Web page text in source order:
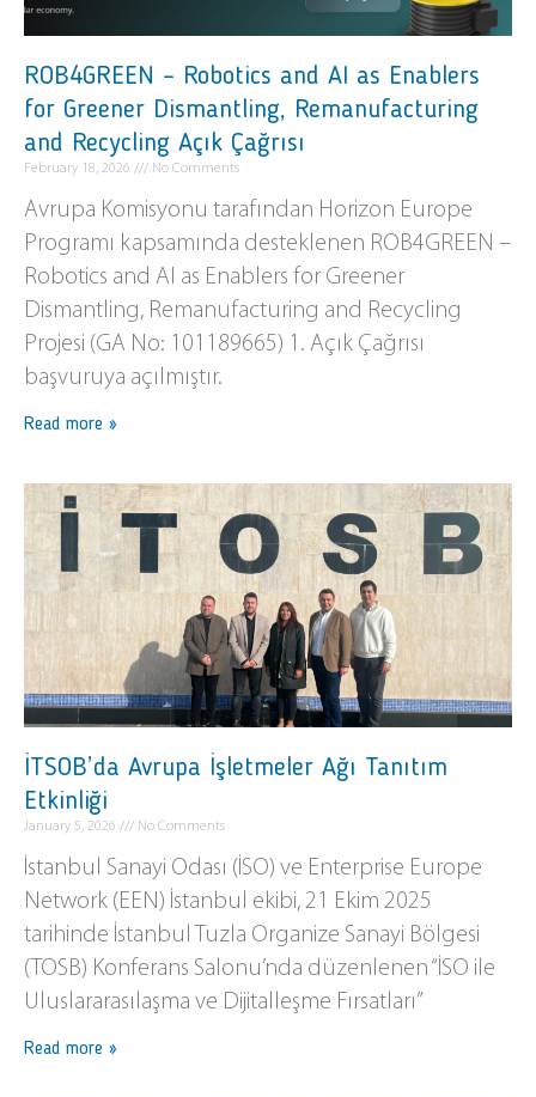
ROB4GREEN – Robotics and AI as Enablers
for Greener Dismantling, Remanufacturing
and Recycling Açık Çağrısı
February 18, 2026 No Comments
Avrupa Komisyonu tarafından Horizon Europe
Programı kapsamında desteklenen ROB4GREEN –
Robotics and AI as Enablers for Greener
Dismantling, Remanufacturing and Recycling
Projesi (GA No: 101189665) 1. Açık Çağrısı
başvuruya açılmıştır.
Read more »
İTSOB’da Avrupa İşletmeler Ağı Tanıtım
Etkinliği
January 5, 2026 No Comments
İstanbul Sanayi Odası (İSO) ve Enterprise Europe
Network (EEN) İstanbul ekibi, 21 Ekim 2025
tarihinde İstanbul Tuzla Organize Sanayi Bölgesi
(TOSB) Konferans Salonu’nda düzenlenen “İSO ile
Uluslararasılaşma ve Dijitalleşme Fırsatları”
Read more »